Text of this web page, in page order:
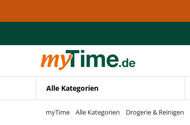
Zur Navigation springen
Alle Kategorien
myTime Alle Kategorien Drogerie & Reinigen